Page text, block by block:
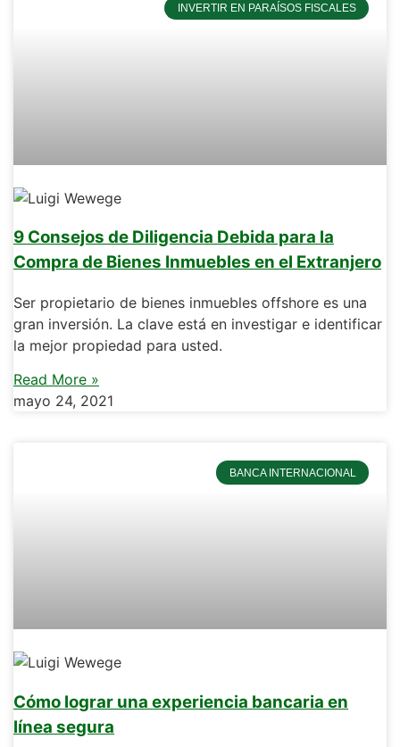
INVERTIR EN PARAÍSOS FISCALES
9 Consejos de Diligencia Debida para la
Compra de Bienes Inmuebles en el Extranjero
Ser propietario de bienes inmuebles offshore es una
gran inversión. La clave está en investigar e identificar
la mejor propiedad para usted.
Read More »
mayo 24, 2021
BANCA INTERNACIONAL
Cómo lograr una experiencia bancaria en
línea segura